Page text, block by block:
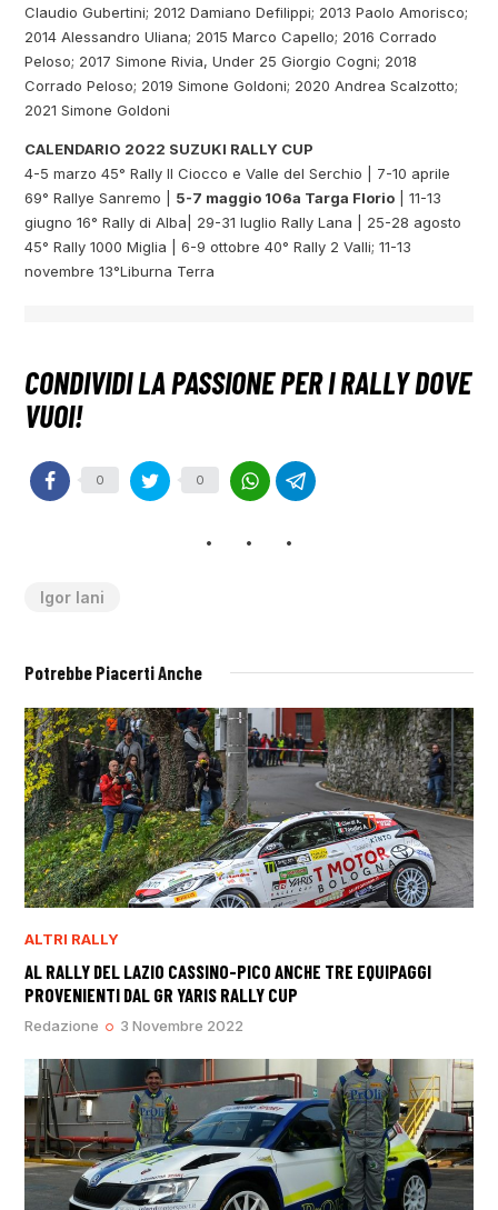
Claudio Gubertini; 2012 Damiano Defilippi; 2013 Paolo Amorisco;
2014 Alessandro Uliana; 2015 Marco Capello; 2016 Corrado
Peloso; 2017 Simone Rivia, Under 25 Giorgio Cogni; 2018
Corrado Peloso; 2019 Simone Goldoni; 2020 Andrea Scalzotto;
2021 Simone Goldoni
CALENDARIO 2022 SUZUKI RALLY CUP
4-5 marzo 45° Rally Il Ciocco e Valle del Serchio | 7-10 aprile
69° Rallye Sanremo | 5-7 maggio 106a Targa Florio | 11-13
giugno 16° Rally di Alba| 29-31 luglio Rally Lana | 25-28 agosto
45° Rally 1000 Miglia | 6-9 ottobre 40° Rally 2 Valli; 11-13
novembre 13°Liburna Terra
0 0
Igor Iani
Potrebbe Piacerti Anche
ALTRI RALLY
AL RALLY DEL LAZIO CASSINO-PICO ANCHE TRE EQUIPAGGI
PROVENIENTI DAL GR YARIS RALLY CUP
Redazione 3 Novembre 2022